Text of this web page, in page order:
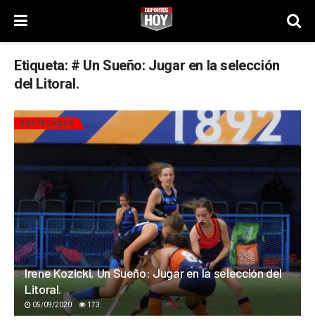
Etiqueta: # Un Sueño: Jugar en la selección
del Litoral.
DESTACADAS
Irene Kozicki, Un Sueño: Jugar en la selección del
Litoral.
05/09/2020 173